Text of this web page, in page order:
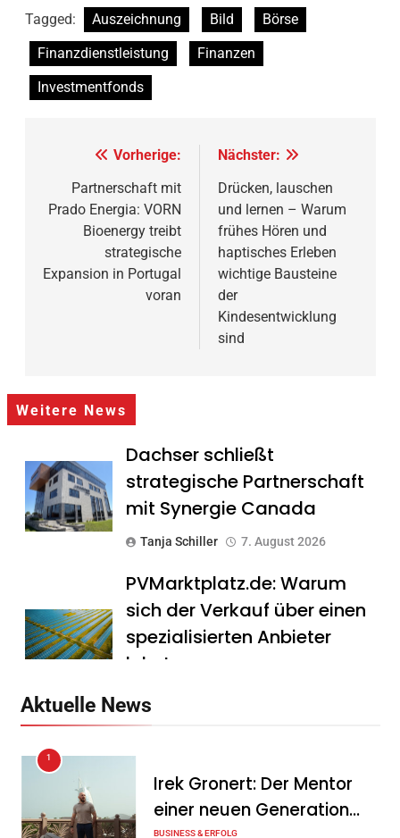
Tagged: Auszeichnung Bild
Börse
Finanzdienstleistung
Finanzen
Investmentfonds
Beitragsnavigation
Vorherige:
Partnerschaft mit
Prado Energia: VORN
Bioenergy treibt
strategische
Expansion in Portugal
voran
Nächster:
Drücken, lauschen
und lernen – Warum
frühes Hören und
haptisches Erleben
wichtige Bausteine
der
Kindesentwicklung
sind
Weitere News
Dachser schließt
strategische Partnerschaft
mit Synergie Canada
Tanja Schiller 7. August 2026
PVMarktplatz.de: Warum
sich der Verkauf über einen
spezialisierten Anbieter
lohnt
Mitarbeitergespräch pro
Jahr nichts verändert – und
Aktuelle News
1
Irek Gronert: Der Mentor
einer neuen Generation
BUSINESS & ERFOLG